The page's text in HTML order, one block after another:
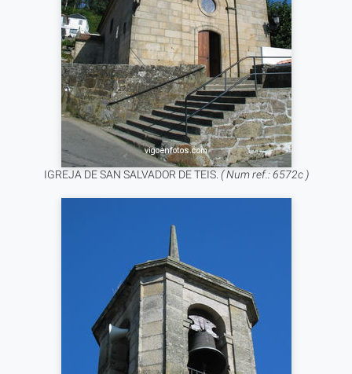
IGREJA DE SAN SALVADOR DE TEIS. ( Num ref.: 6572c )